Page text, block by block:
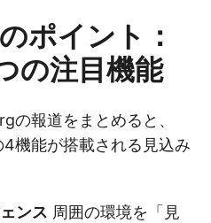
ポイント：
の注目機能
の報道をまとめると、
機能が搭載される見込み
ンス 周囲の環境を「見